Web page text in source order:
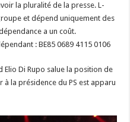
la pluralité de la presse. L-
et dépend uniquement des
a un coût.
: BE85 0689 4115 0106
Elio Di Rupo salue la position de
à la présidence du PS est apparu